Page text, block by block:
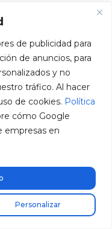
de publicidad para
de anuncios, para
y no
tráfico. Al hacer
de cookies. Política
cómo Google
empresas en
Personalizar
instalador